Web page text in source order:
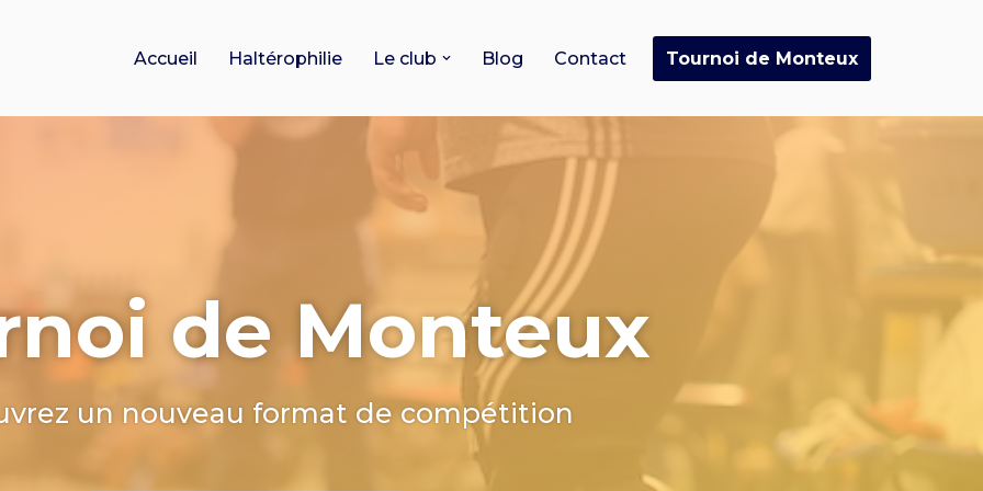
Accueil Haltérophilie Le club Blog Contact Tournoi de Monteux
de Monteux
un nouveau format de compétition